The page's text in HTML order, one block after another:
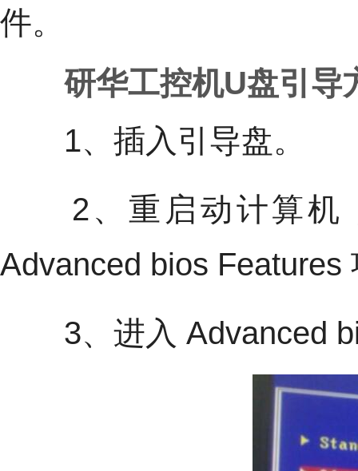
件。
研华工控机U盘引导
1、插入引导盘。
2、重启动计算机，
Advanced bios Features
3、进入 Advanced